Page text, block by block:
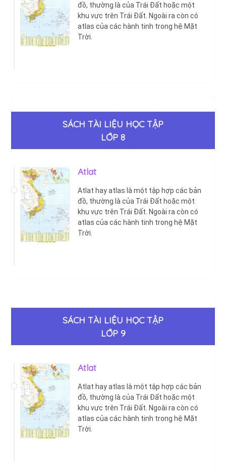
đồ, thường là của Trái Đất hoặc một
khu vực trên Trái Đất. Ngoài ra còn có
atlas của các hành tinh trong hệ Mặt
Trời.
SÁCH TÀI LIỆU HỌC TẬP
LỚP 8
Atlat
Atlat hay atlas là một tập hợp các bản
đồ, thường là của Trái Đất hoặc một
khu vực trên Trái Đất. Ngoài ra còn có
atlas của các hành tinh trong hệ Mặt
Trời.
SÁCH TÀI LIỆU HỌC TẬP
LỚP 9
Atlat
Atlat hay atlas là một tập hợp các bản
đồ, thường là của Trái Đất hoặc một
khu vực trên Trái Đất. Ngoài ra còn có
atlas của các hành tinh trong hệ Mặt
Trời.